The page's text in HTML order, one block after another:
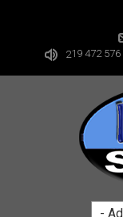
219 472 576